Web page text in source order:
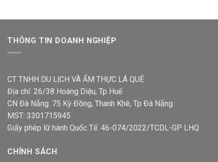
THÔNG TIN DOANH NGHIỆP
CT TNHH DU LỊCH VÀ ẨM THỰC LÁ QUÊ
Địa chỉ: 26/38 Hoàng Diệu, Tp Huế
CN Đà Nẵng: 75 Kỳ Đồng, Thanh Khê, Tp Đà Nẵng
MST: 3301715945
Giấy phép lữ hành Quốc Tế: 46-074/2022/TCDL-GP LHQ
CHÍNH SÁCH